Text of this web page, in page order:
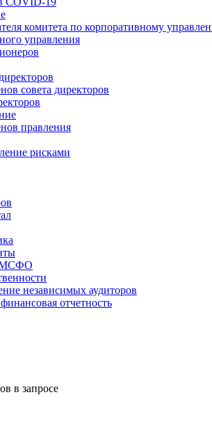
комитета по корпоративному
управления
совета директоров
правления
рисками
МСФО
независимых аудиторов
отчетность
в запросе